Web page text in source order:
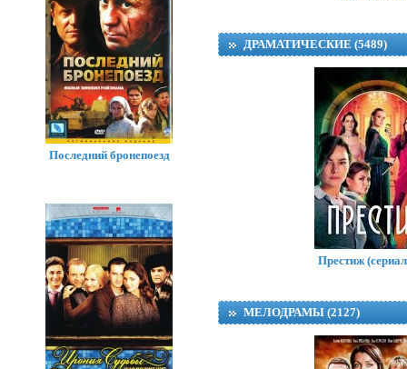
ДРАМАТИЧЕСКИЕ (5489)
Престиж
МЕЛОДРАМЫ (2127)
Последний бронепоезд